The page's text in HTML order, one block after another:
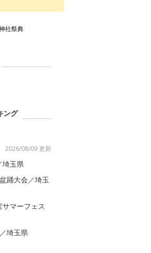
社祭典
ング
2026/08/09 更新
埼玉県
踊大会／埼玉
マーフェス
埼玉県